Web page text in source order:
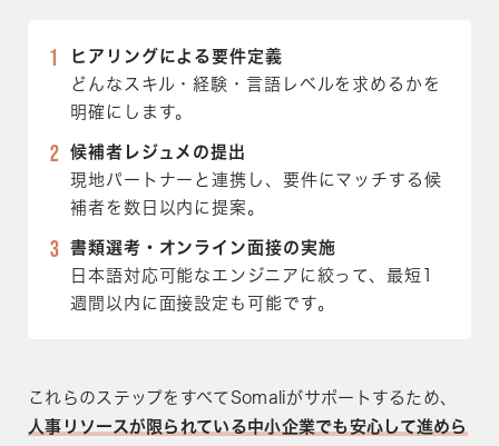
ヒアリングによる要件定義
どんなスキル・経験・言語レベルを求めるかを
明確にします。
候補者レジュメの提出
現地パートナーと連携し、要件にマッチする候
補者を数日以内に提案。
書類選考・オンライン面接の実施
日本語対応可能なエンジニアに絞って、最短1
週間以内に面接設定も可能です。
これらのステップをすべてSomaliがサポートするため、
人事リソースが限られている中小企業でも安心して進めら